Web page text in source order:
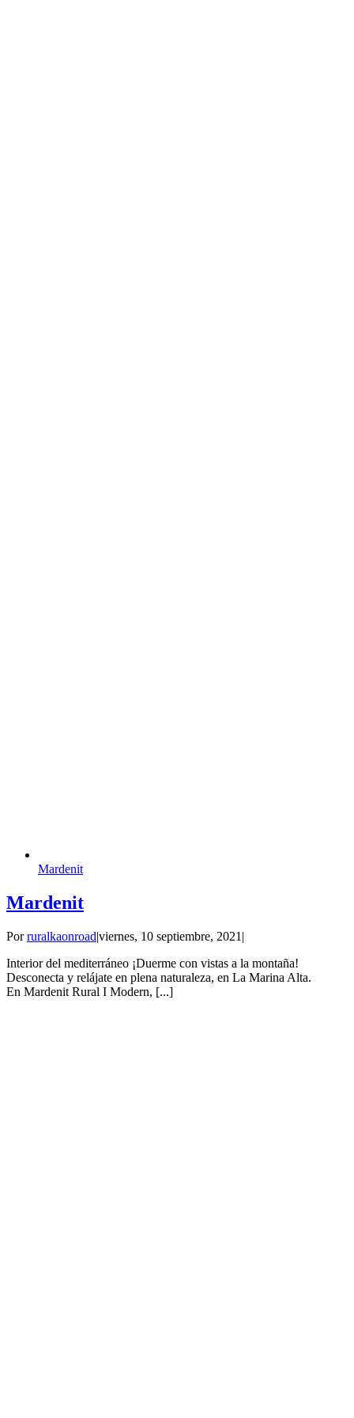
Mardenit
Mardenit
Porruralkaonroad|viernes, 10 septiembre, 2021 |
Interior del mediterráneo ¡Duerme con vistas a la montaña!
Desconecta y relájate en plena naturaleza, en La Marina Alta.
En Mardenit Rural I Modern, [...]